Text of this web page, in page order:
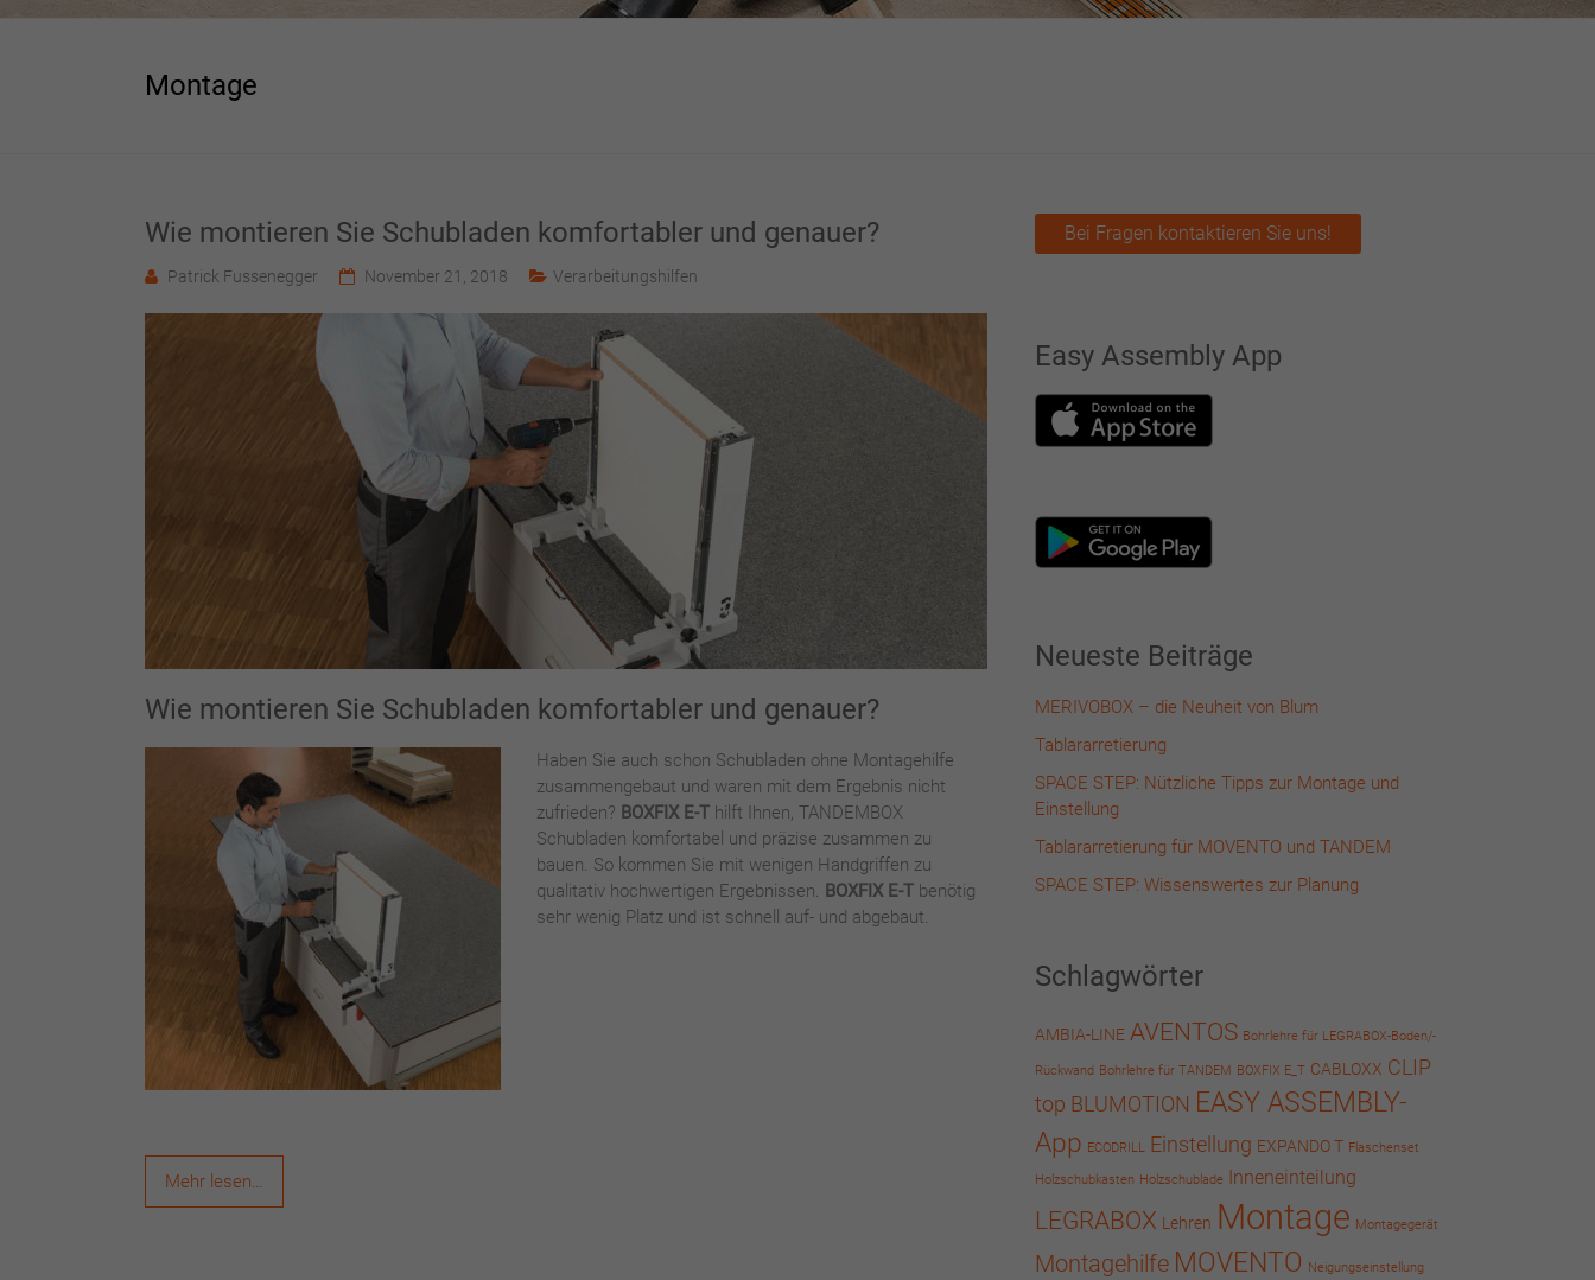
Montage
Wie montieren Sie Schubladen komfortabler und genauer?
Patrick Fussenegger November 21, 2018 Verarbeitungshilfen
Wie montieren Sie Schubladen komfortabler und genauer?
Haben Sie auch schon Schubladen ohne Montagehilfe
zusammengebaut und waren mit dem Ergebnis nicht
zufrieden? BOXFIX E-T hilft Ihnen, TANDEMBOX
Schubladen komfortabel und präzise zusammen zu
bauen. So kommen Sie mit wenigen Handgriffen zu
qualitativ hochwertigen Ergebnissen. BOXFIX E-T benötig
sehr wenig Platz und ist schnell auf- und abgebaut.
Mehr lesen…
Bei Fragen kontaktieren Sie uns!
Easy Assembly App
Neueste Beiträge
MERIVOBOX – die Neuheit von Blum
Tablararretierung
SPACE STEP: Nützliche Tipps zur Montage und
Einstellung
Tablararretierung für MOVENTO und TANDEM
SPACE STEP: Wissenswertes zur Planung
Schlagwörter
AMBIA-LINE AVENTOS Bohrlehre für LEGRABOX-Boden/-
Rückwand Bohrlehre für TANDEM BOXFIX E_T CABLOXX CLIP
top BLUMOTION EASY ASSEMBLY-
App ECODRILL Einstellung EXPANDO T Flaschenset
Holzschubkasten Holzschublade Inneneinteilung
LEGRABOX Lehren Montage Montagegerät
Montagehilfe MOVENTO Neigungseinstellung